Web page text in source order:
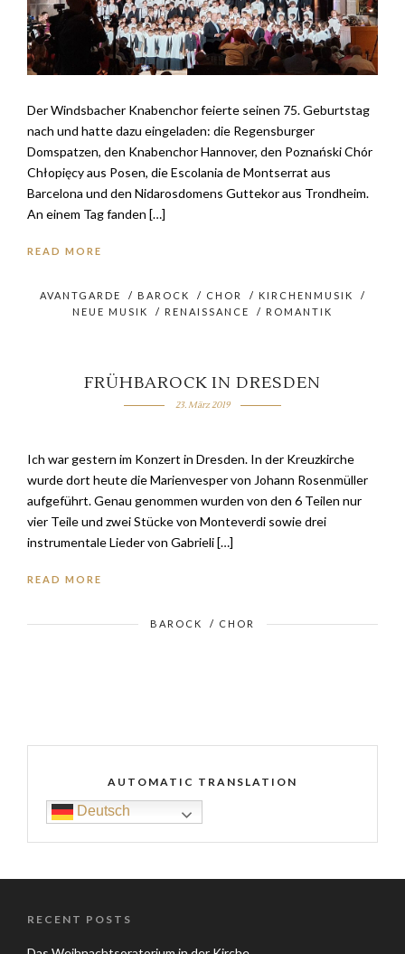
Der Windsbacher Knabenchor feierte seinen 75. Geburtstag
nach und hatte dazu eingeladen: die Regensburger
Domspatzen, den Knabenchor Hannover, den Poznański Chór
Chłopięcy aus Posen, die Escolania de Montserrat aus
Barcelona und den Nidarosdomens Guttekor aus Trondheim.
An einem Tag fanden […]
READ MORE
AVANTGARDE / BAROCK / CHOR / KIRCHENMUSIK
/
NEUE MUSIK
/ RENAISSANCE / ROMANTIK
FRÜHBAROCK IN DRESDEN
23. März 2019
Ich war gestern im Konzert in Dresden. In der Kreuzkirche
wurde dort heute die Marienvesper von Johann Rosenmüller
aufgeführt. Genau genommen wurden von den 6 Teilen nur
vier Teile und zwei Stücke von Monteverdi sowie drei
instrumentale Lieder von Gabrieli […]
READ MORE
BAROCK / CHOR
AUTOMATIC TRANSLATION
Deutsch
RECENT POSTS